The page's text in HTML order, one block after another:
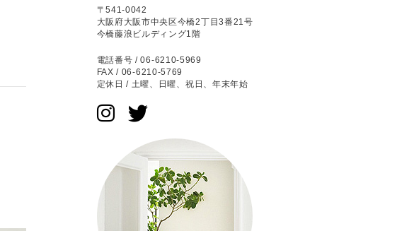
〒541-0042
大阪府大阪市中央区今橋2丁目3番21号
今橋藤浪ビルディング1階
電話番号 / 06-6210-5969
FAX / 06-6210-5769
定休日 / 土曜、日曜、祝日、年末年始